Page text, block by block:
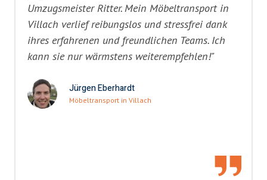
Umzugsmeister Ritter. Mein Möbeltransport in
Villach verlief reibungslos und stressfrei dank
ihres erfahrenen und freundlichen Teams. Ich
kann sie nur wärmstens weiterempfehlen!"
Jürgen Eberhardt
Möbeltransport in Villach